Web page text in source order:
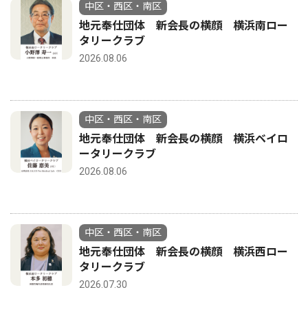
中区・西区・南区
地元奉仕団体 新会長の横顔 横浜南ロー
タリークラブ
2026.08.06
中区・西区・南区
地元奉仕団体 新会長の横顔 横浜ベイロ
ータリークラブ
2026.08.06
中区・西区・南区
地元奉仕団体 新会長の横顔 横浜西ロー
タリークラブ
2026.07.30